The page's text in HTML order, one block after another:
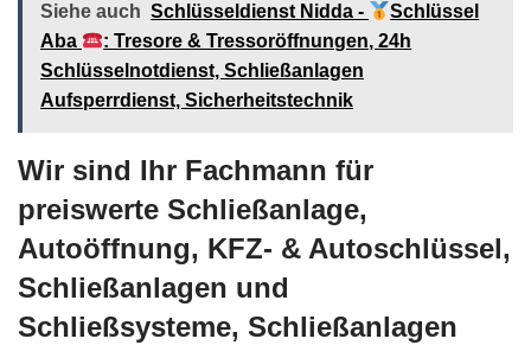
Siehe auch Schlüsseldienst Nidda -
Schlüssel
Aba
: Tresore & Tressoröffnungen, 24h
Schlüsselnotdienst, Schließanlagen
Aufsperrdienst, Sicherheitstechnik
Wir sind Ihr Fachmann für
preiswerte Schließanlage,
Autoöffnung, KFZ- & Autoschlüssel,
Schließanlagen und
Schließsysteme, Schließanlagen